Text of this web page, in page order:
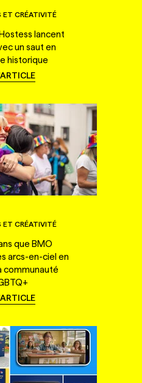
ET CRÉATIVITÉ
lancent
un saut en
historique
ET CRÉATIVITÉ
que BMO
arcs-en-ciel en
communauté